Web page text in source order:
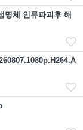
명체 인류파괴후 해